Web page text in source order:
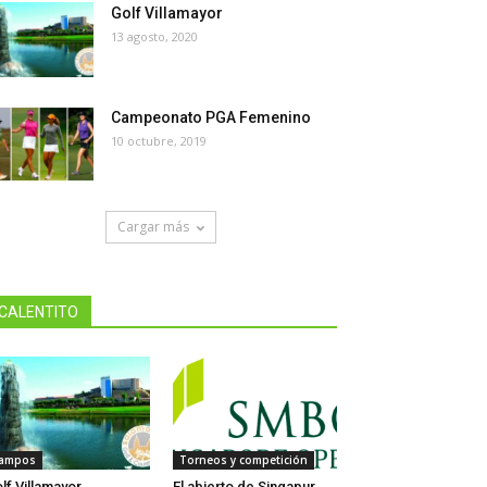
Golf Villamayor
13 agosto, 2020
Campeonato PGA Femenino
10 octubre, 2019
Cargar más
Torneos y competición